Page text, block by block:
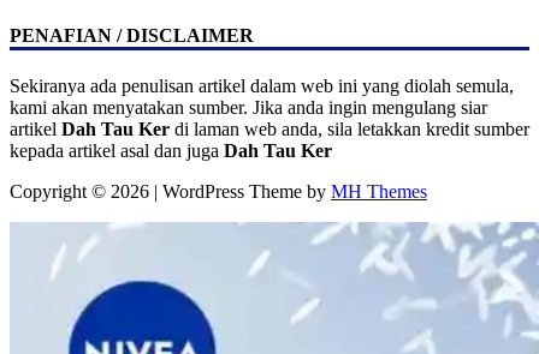
PENAFIAN / DISCLAIMER
Sekiranya ada penulisan artikel dalam web ini yang diolah semula,
kami akan menyatakan sumber. Jika anda ingin mengulang siar
artikel Dah Tau Ker di laman web anda, sila letakkan kredit sumber
kepada artikel asal dan juga Dah Tau Ker
Copyright © 2026 | WordPress Theme by MH Themes